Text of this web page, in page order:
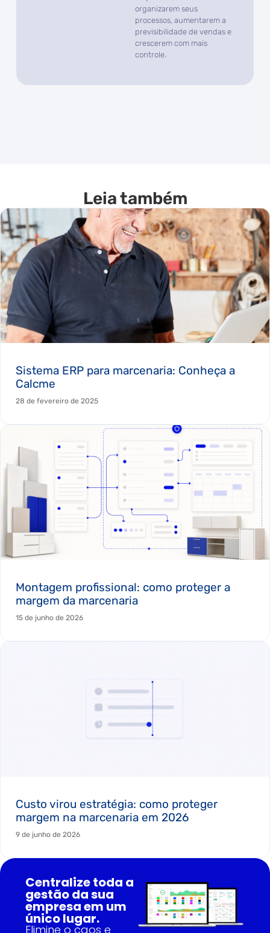
organizarem seus
processos, aumentarem a
previsibilidade de vendas e
crescerem com mais
controle.
Leia também
Sistema ERP para marcenaria: Conheça a
Calcme
28 de fevereiro de 2025
Montagem profissional: como proteger a
margem da marcenaria
15 de junho de 2026
Custo virou estratégia: como proteger
margem na marcenaria em 2026
9 de junho de 2026
Centralize toda a
gestão da sua
empresa em um
único lugar.
Elimine o caos e